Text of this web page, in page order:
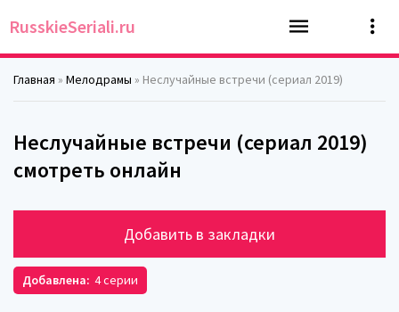
RusskieSeriali.ru
Главная » Мелодрамы » Неслучайные встречи (сериал 2019)
Неслучайные встречи (сериал 2019)
смотреть онлайн
Добавить в закладки
Добавлена: 4 серии